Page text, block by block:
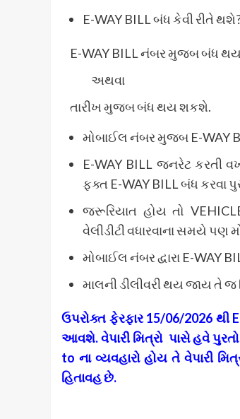
E-WAY BILL બંધ કેવી રીતે
E-WAY BILL નંબર મુજબ બંધ
અથવા
તારીખ મુજબ બંધ થય શકશે.
મોબાઈલ નંબર મુજબ E-WAY
E-WAY BILL જનરેટ કરતી
ફક્ત E-WAY BILL બંધ કરવા
જરૂરિયાત હોય તો
વેલીડીટી વધારવાના સમયે
મોબાઈલ નંબર દ્વારા E-WAY
માલની ડીલીવરી થય જાય તે જ
ઉપરોક્ત ફેરફાર15/06/2026 થી
આવશે.વેપારી મિત્રો પાસે હવે
to ના વ્યવહારો હોય તે વેપારી
હિતાવહ છે.